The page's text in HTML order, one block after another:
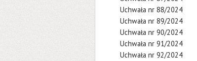
Uchwała nr 88/2024
Uchwała nr 89/2024
Uchwała nr 90/2024
Uchwała nr 91/2024
Uchwała nr 92/2024